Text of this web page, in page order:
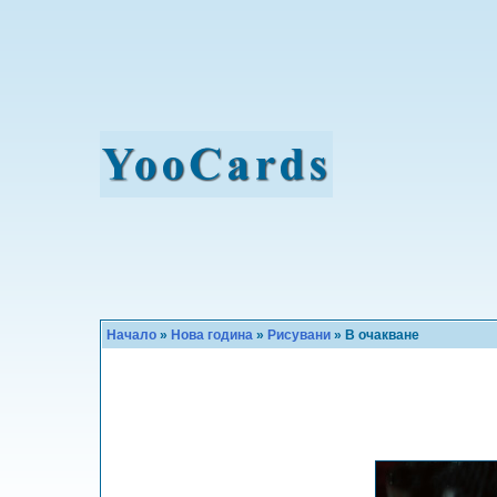
Начало » Нова година » Рисувани » В очакване